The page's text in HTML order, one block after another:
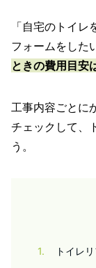
「自宅のトイ
フォームをした
ときの費用目安
工事内容ごとに
チェックして、
う。
1 トイレ